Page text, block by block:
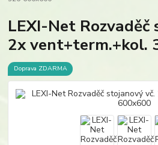
LEXI-Net Rozvaděč
2x vent+term.+kol.
Doprava ZDARMA